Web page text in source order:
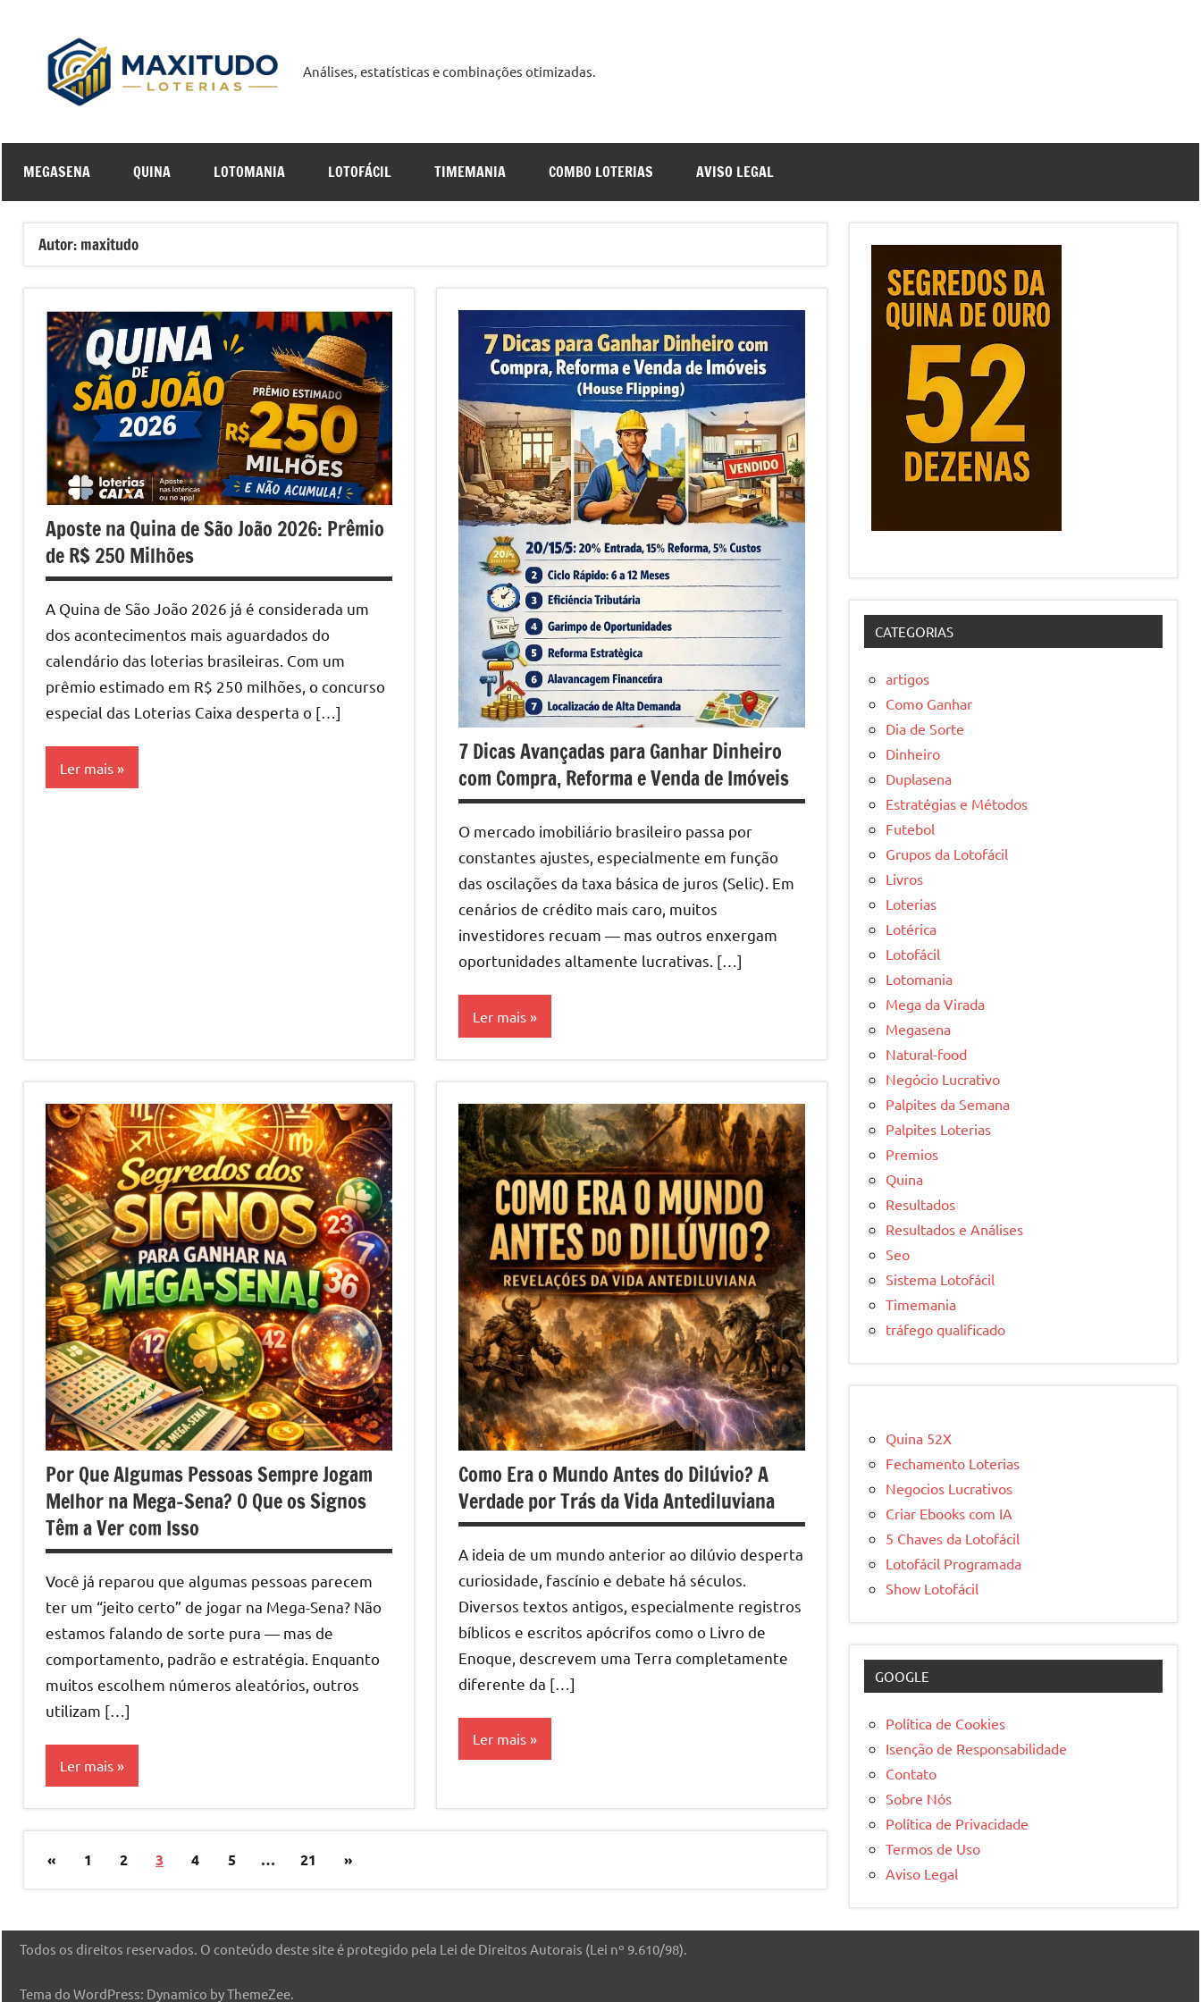
conteúdo
Maxitudo
Cursos
Online
Análises, estatísticas e combinações otimizadas.
MEGASENA QUINA LOTOMANIA LOTOFÁCIL TIMEMANIA COMBO LOTERIAS AVISO LEGAL
Autor: maxitudo
Aposte na Quina de São João 2026: Prêmio
de R$ 250 Milhões
A Quina de São João 2026 já é considerada um
dos acontecimentos mais aguardados do
calendário das loterias brasileiras. Com um
prêmio estimado em R$ 250 milhões, o concurso
especial das Loterias Caixa desperta o […]
Ler mais
7 Dicas Avançadas para Ganhar Dinheiro
com Compra, Reforma e Venda de Imóveis
O mercado imobiliário brasileiro passa por
constantes ajustes, especialmente em função
das oscilações da taxa básica de juros (Selic). Em
cenários de crédito mais caro, muitos
investidores recuam — mas outros enxergam
oportunidades altamente lucrativas. […]
Ler mais
Por Que Algumas Pessoas Sempre Jogam
Melhor na Mega-Sena? O Que os Signos
Têm a Ver com Isso
Você já reparou que algumas pessoas parecem
ter um “jeito certo” de jogar na Mega-Sena? Não
estamos falando de sorte pura — mas de
comportamento, padrão e estratégia. Enquanto
muitos escolhem números aleatórios, outros
utilizam […]
Ler mais
Como Era o Mundo Antes do Dilúvio? A
Verdade por Trás da Vida Antediluviana
A ideia de um mundo anterior ao dilúvio desperta
curiosidade, fascínio e debate há séculos.
Diversos textos antigos, especialmente registros
bíblicos e escritos apócrifos como o Livro de
Enoque, descrevem uma Terra completamente
diferente da […]
Ler mais
Paginação
de
«Post1 2 3 4 5 … 21
Post
»
CATEGORIAS
artigos
Como Ganhar
Dia de Sorte
Dinheiro
Duplasena
Estratégias e Métodos
Futebol
Grupos da Lotofácil
Livros
Loterias
Lotérica
Lotofácil
Lotomania
Mega da Virada
Megasena
Natural-food
Negócio Lucrativo
Palpites da Semana
Palpites Loterias
Premios
Quina
Resultados
Resultados e Análises
Seo
Sistema Lotofácil
Timemania
tráfego qualificado
Quina 52X
Fechamento Loterias
Negocios Lucrativos
Criar Ebooks com IA
5 Chaves da Lotofácil
Lotofácil Programada
Show Lotofácil
GOOGLE
Política de Cookies
Isenção de Responsabilidade
Contato
Sobre Nós
Política de Privacidade
Termos de Uso
Aviso Legal
Todos os direitos reservados. O conteúdo deste site é protegido pela Lei de Direitos Autorais (Lei nº 9.610/98).
Tema do WordPress: Dynamico by ThemeZee.